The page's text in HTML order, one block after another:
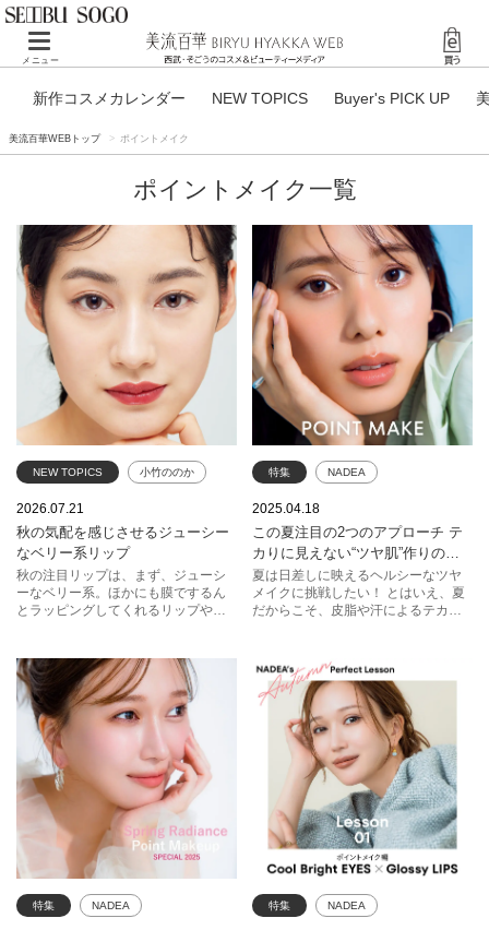
Toggle navigation
メニュー
新作コスメカレンダー NEW TOPICS Buyer's PICK UP
美流百華WEBトップ ポイントメイク
ポイントメイク一覧
NEW TOPICS 小竹ののか
ポイントメイク
ランコム コスメデコルテ
KANEBO
ポール & ジョー ボーテ
エレガンス エスト
2026.07.21
秋の気配を感じさせるジューシー
なベリー系リップ
秋の注目リップは、まず、ジューシ
ーなベリー系。ほかにも膜でするん
とラッピングしてくれるリップやお
のHOW TOをヘア＆メイクアップア
ーティスト藤本希さんに教えてもら
いました。手に入れやすくテクニッ
クレスでつけられるリップで秋のト
レンドを先取りしてみませんか。教
えてくれたのはヘア＆メイクアップ
アーティスト藤本 希さん。
特集 NADEA
ポイントメイク
エスト ルナソル
ポール & ジョー
エスティ ローダー ランコム
2025.04.18
この夏注目の2つのアプローチ テ
カりに見えない“ツヤ肌”作りの極
意、教えます！―ポイントメイク
編―
夏は日差しに映えるヘルシーなツヤ
メイクに挑戦したい！ とはいえ、夏
だからこそ、皮脂や汗によるテカり
イクアップアーティストのNADEAさ
んが指南。ポイントは、ツヤを強調
する部分と抑える部分のメリハリを
つけること。今回は、「ベースメイ
クでツヤ」と「ポイントメイクでツ
ヤ」の2パターンのメイクをご紹介。
ファッションやシーン、なりたい人
物像に合わせて挑戦してみて。別ペ
ージでは、「夏ツヤフェイス診断」
も公開中。ぜひ、イメージにぴった
りの夏ツヤメイクを見つけてくださ
いね。
特集 NADEA 特集 NADEA